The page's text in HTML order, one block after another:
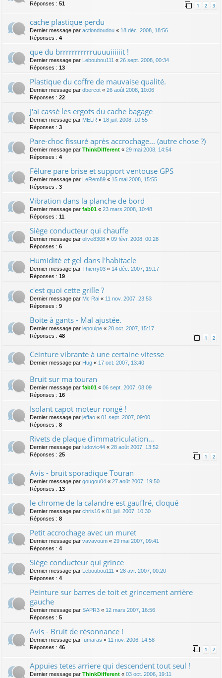
Réponses : 51 1 2 3
cache plastique perdu
Dernier message par actiondoudou « 18 déc. 2008, 18:56
Réponses : 4
que du brrrrrrrrrrruuuuiiiiiit !
Dernier message par Leboubou111 « 26 sept. 2008, 00:34
Réponses : 13
Plastique du coffre de mauvaise qualité.
Dernier message par dbercot « 26 août 2008, 10:06
Réponses : 22
J'ai cassé les ergots du cache bagage
Dernier message par MELR « 18 juil. 2008, 10:55
Réponses : 3
Pare-choc fissuré après accrochage... (autre chose ?)
Dernier message par ThinkDifferent « 29 mai 2008, 14:54
Réponses : 4
Fêlure pare brise et support ventouse GPS
Dernier message par LeRem89 « 15 mai 2008, 15:55
Réponses : 3
Vibration dans la planche de bord
Dernier message par fab01 « 23 mars 2008, 10:48
Réponses : 11
Siège conducteur qui chauffe
Dernier message par olive8308 « 09 févr. 2008, 00:28
Réponses : 6
Humidité et gel dans l'habitacle
Dernier message par Thierry03 « 14 déc. 2007, 19:17
Réponses : 19
c'est quoi cette grille ?
Dernier message par Mc Rai « 11 nov. 2007, 23:53
Réponses : 9
Boite à gants - Mal ajustée.
Dernier message par lepoulpe « 28 oct. 2007, 15:17
Réponses : 48 1 2
Ceinture vibrante à une certaine vitesse
Dernier message par Hug « 17 oct. 2007, 13:40
Bruit sur ma touran
Dernier message par fab01 « 06 sept. 2007, 08:09
Réponses : 16
Isolant capot moteur rongé !
Dernier message par jeffao « 01 sept. 2007, 09:00
Réponses : 8
Rivets de plaque d'immatriculation...
Dernier message par ludovic44 « 28 août 2007, 13:52
Réponses : 25 1 2
Avis - bruit sporadique Touran
Dernier message par gougou04 « 27 août 2007, 19:50
Réponses : 13
le chrome de la calandre est gauffré, cloqué
Dernier message par chris16 « 01 juil. 2007, 10:30
Réponses : 8
Petit accrochage avec un muret
Dernier message par vavavoum « 29 mai 2007, 09:41
Réponses : 4
Siège conducteur qui grince
Dernier message par Leboubou111 « 28 avr. 2007, 00:20
Réponses : 4
Peinture sur barres de toit et grincement arrière
gauche
Dernier message par SAPR3 « 12 mars 2007, 16:56
Réponses : 5
Avis - Bruit de résonnance !
Dernier message par fumaras « 11 nov. 2006, 14:58
Réponses : 46 1 2
Appuies tetes arriere qui descendent tout seul !
Dernier message par ThinkDifferent « 03 oct. 2006, 19:11